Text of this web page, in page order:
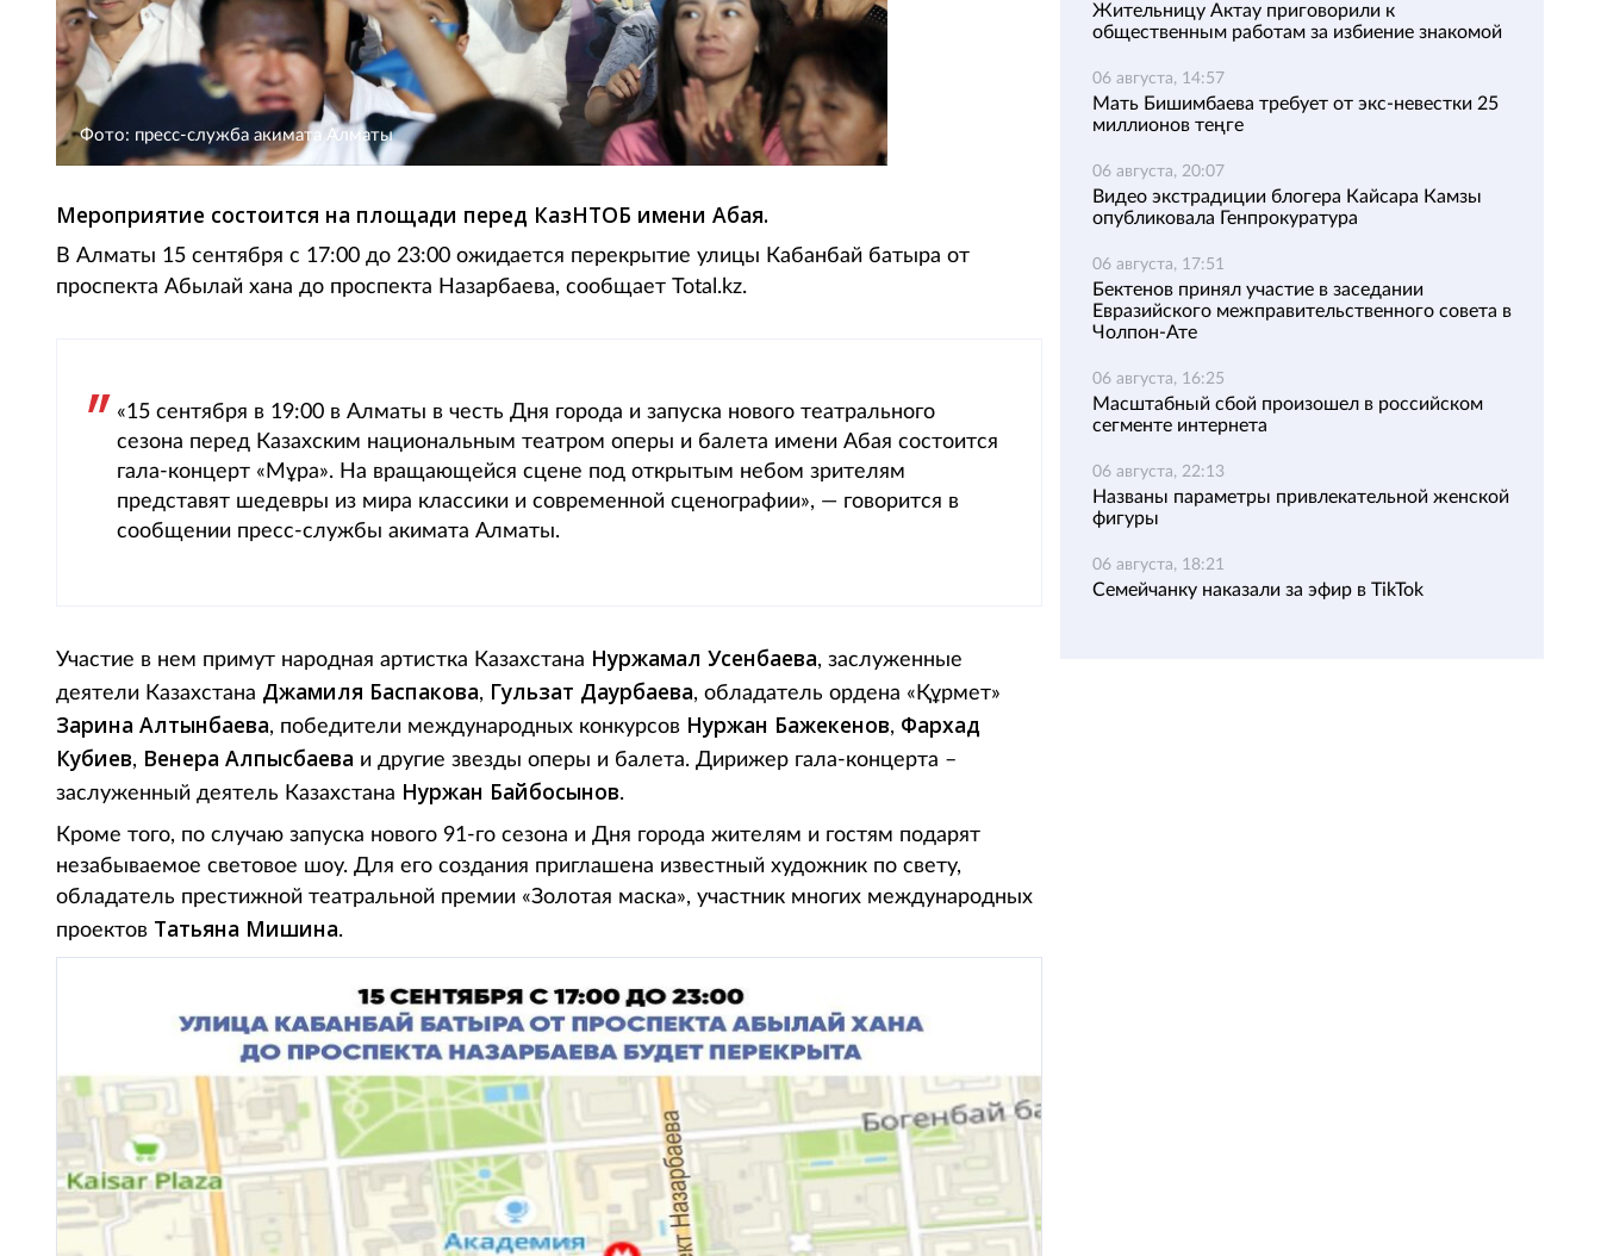
Фото: пресс-служба акимата Алматы
Мероприятие состоится на площади перед КазНТОБ имени Абая.
В Алматы 15 сентября с 17:00 до 23:00 ожидается перекрытие улицы Кабанбай батыра от
проспекта Абылай хана до проспекта Назарбаева, сообщает Total.kz.
«15 сентября в 19:00 в Алматы в честь Дня города и запуска нового театрального
сезона перед Казахским национальным театром оперы и балета имени Абая состоится
гала-концерт «Мұра». На вращающейся сцене под открытым небом зрителям
представят шедевры из мира классики и современной сценографии», — говорится в
сообщении пресс-службы акимата Алматы.
Участие в нем примут народная артистка Казахстана Нуржамал Усенбаева, заслуженные
деятели Казахстана Джамиля Баспакова, Гульзат Даурбаева, обладатель ордена «Құрмет»
Зарина Алтынбаева, победители международных конкурсов Нуржан Бажекенов, Фархад
Кубиев, Венера Алпысбаева и другие звезды оперы и балета. Дирижер гала-концерта –
заслуженный деятель Казахстана Нуржан Байбосынов.
Кроме того, по случаю запуска нового 91-го сезона и Дня города жителям и гостям подарят
незабываемое световое шоу. Для его создания приглашена известный художник по свету,
обладатель престижной театральной премии «Золотая маска», участник многих международных
проектов Татьяна Мишина.
Жительницу Актау приговорили к
общественным работам за избиение знакомой
06 августа, 14:57
Мать Бишимбаева требует от экс-невестки 25
миллионов теңге
06 августа, 20:07
Видео экстрадиции блогера Кайсара Камзы
опубликовала Генпрокуратура
06 августа, 17:51
Бектенов принял участие в заседании
Евразийского межправительственного совета в
Чолпон-Ате
06 августа, 16:25
Масштабный сбой произошел в российском
сегменте интернета
06 августа, 22:13
Названы параметры привлекательной женской
фигуры
06 августа, 18:21
Семейчанку наказали за эфир в TikTok